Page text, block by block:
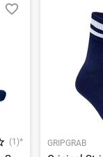
(1)* GRIPGRAB